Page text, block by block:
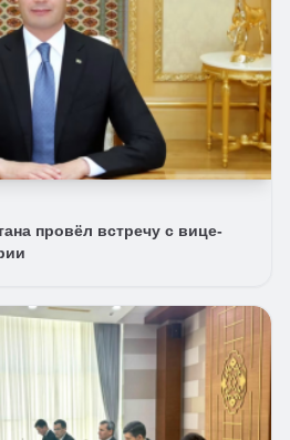
провёл встречу с вице-